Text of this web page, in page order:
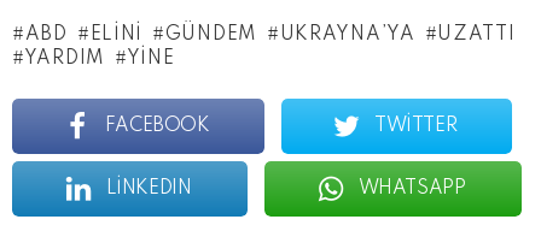
ABD ELINI GÜNDEM UKRAYNA’YA
UZATTI
YARDIM
YINE
FACEBOOK TWITTER
LINKEDIN WHATSAPP